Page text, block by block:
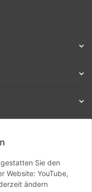
Sie den
Website: YouTube,
ändern
( B2B Shop )